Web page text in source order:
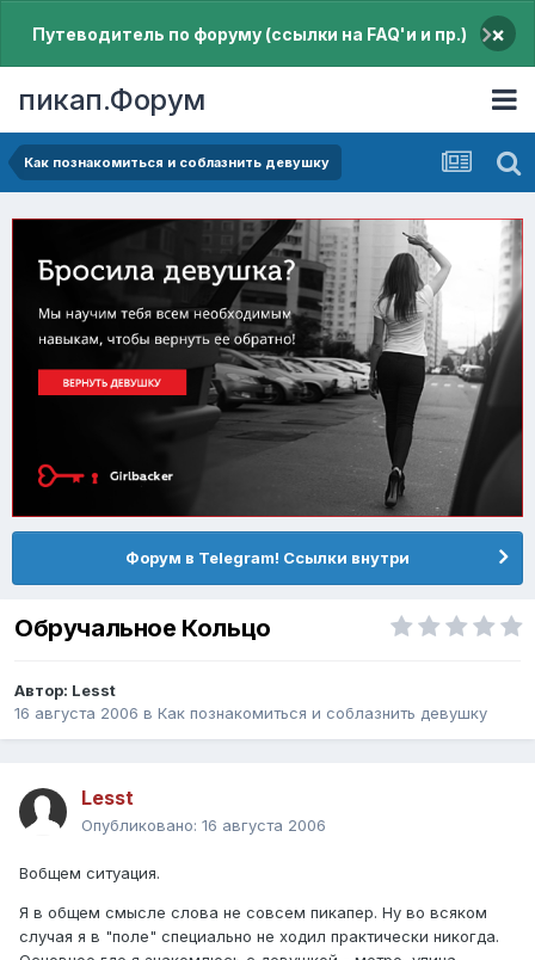
Путеводитель по форуму (ссылки на FAQ'и и пр.) ×
пикап.Форум
Как познакомиться и соблазнить девушку
Форум в Telegram! Ссылки внутри
Обручальное Кольцо
Автор: Lesst
16 августа 2006 в Как познакомиться и соблазнить девушку
Lesst
Опубликовано: 16 августа 2006
Вобщем ситуация.
Я в общем смысле слова не совсем пикапер. Ну во всяком
случая я в "поле" специально не ходил практически никогда.